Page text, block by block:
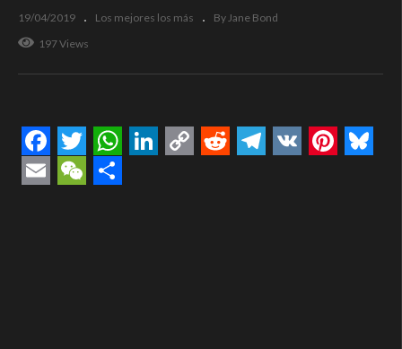
19/04/2019 Los mejores los más
By Jane Bond
197 Views
Facebook
TwitterWhatsApp